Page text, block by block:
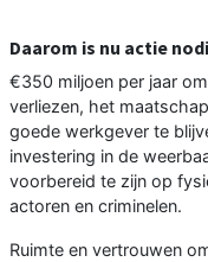
Daarom is nu actie
€350 miljoen per jaar
verliezen, het
goede werkgever te
investering in de
voorbereid te zijn op
actoren en criminelen.
Ruimte en vertrouwen